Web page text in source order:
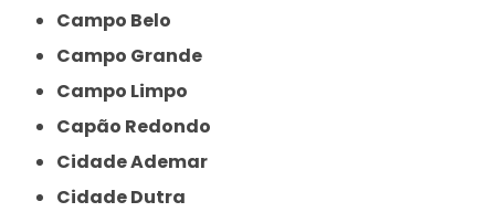
Campo Belo
Campo Grande
Campo Limpo
Capão Redondo
Cidade Ademar
Cidade Dutra